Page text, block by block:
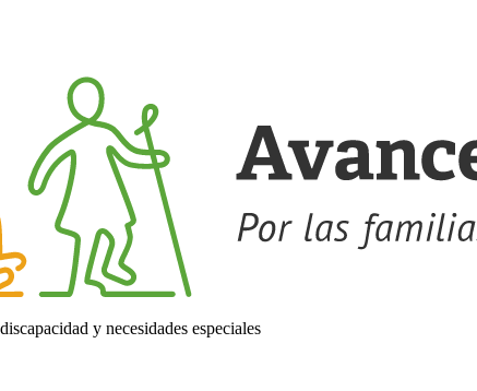
y necesidades especiales